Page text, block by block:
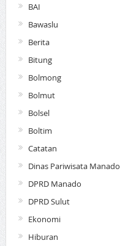
BAI
Bawaslu
Berita
Bitung
Bolmong
Bolmut
Bolsel
Boltim
Catatan
Dinas Pariwisata Manado
DPRD Manado
DPRD Sulut
Ekonomi
Hiburan